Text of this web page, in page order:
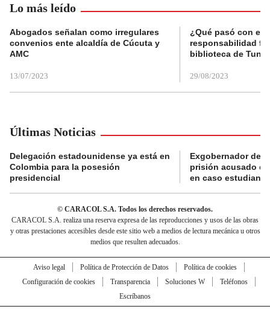
Lo más leído
Abogados señalan como irregulares
convenios ente alcaldía de Cúcuta y
AMC
13/07/2023
¿Qué pasó con el
responsabilidad
biblioteca de
29/08/2023
Últimas Noticias
Delegación estadounidense ya está en
Colombia para la posesión
presidencial
Exgobernador de
prisión acusado
en caso
© CARACOL S.A. Todos los derechos reservados.
CARACOL S.A. realiza una reserva expresa de las reproducciones y usos de las obras
y otras prestaciones accesibles desde este sitio web a medios de lectura mecánica u otros
medios que resulten adecuados.
Aviso legal Política de Protección de Datos
Política de cookies
Configuración de cookies
Transparencia Soluciones W
Teléfonos
Escríbanos